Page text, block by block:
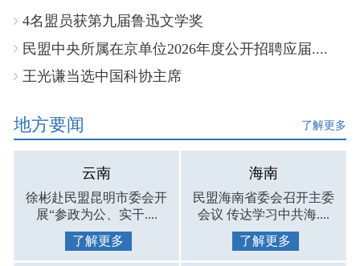
4名盟员获第九届鲁迅文学奖
民盟中央所属在京单位2026年度公开招聘应届....
王光谦当选中国科协主席
地方要闻 了解更多
云南
徐彬赴民盟昆明市委会开
展“参政为公、实干....
了解更多
海南
民盟海南省委会召开主委
会议 传达学习中共海....
了解更多